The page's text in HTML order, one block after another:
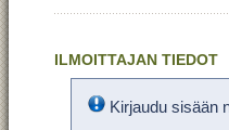
ILMOITTAJAN TIEDOT
Kirjaudu sisään